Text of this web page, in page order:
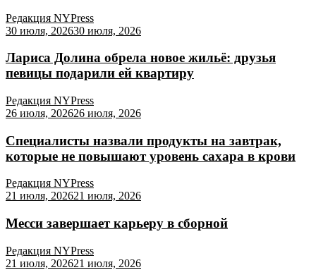
Редакция NYPress
30 июля, 202630 июля, 2026
Лариса Долина обрела новое жильё: друзья
певицы подарили ей квартиру
Редакция NYPress
26 июля, 202626 июля, 2026
Специалисты назвали продукты на завтрак,
которые не повышают уровень сахара в крови
Редакция NYPress
21 июля, 202621 июля, 2026
Месси завершает карьеру в сборной
Редакция NYPress
21 июля, 202621 июля, 2026